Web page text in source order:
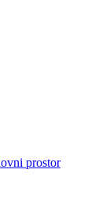
prostor